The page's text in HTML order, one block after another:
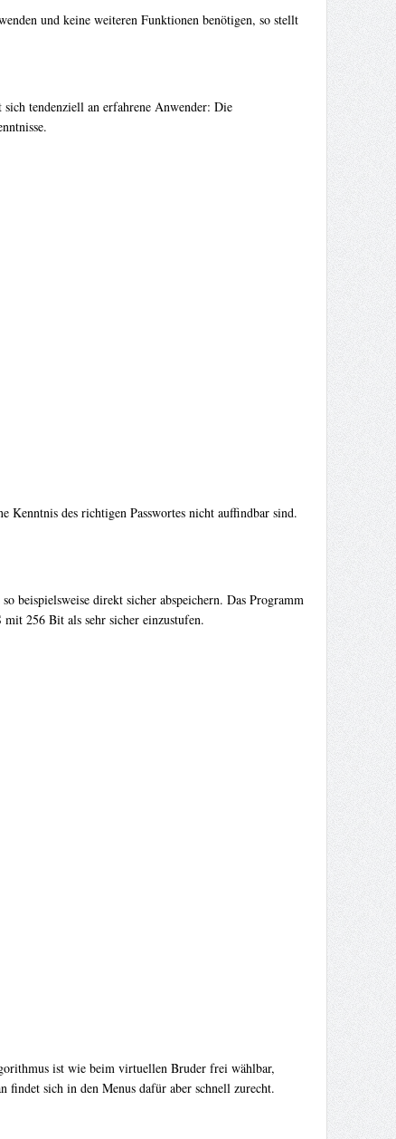
und keine weiteren Funktionen benötigen, so stellt
tendenziell an erfahrene Anwender: Die
Kenntnis des richtigen Passwortes nicht auffindbar sind.
beispielsweise direkt sicher abspeichern. Das Programm
256 Bit als sehr sicher einzustufen.
ist wie beim virtuellen Bruder frei wählbar,
findet sich in den Menus dafür aber schnell zurecht.